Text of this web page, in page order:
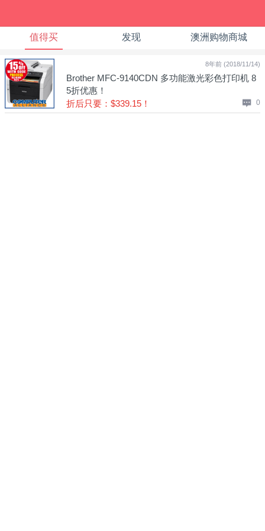
值得买 发现 澳洲购物商城
8年前 (2018/11/14)
Brother MFC-9140CDN 多功能激光彩色打印机 8
5折优惠！
折后只要：$339.15！
0